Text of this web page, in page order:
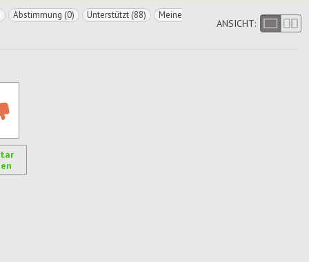
Abstimmung (0) Unterstützt (88)
Meine
ANSICHT: